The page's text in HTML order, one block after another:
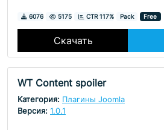
Скачивания
6076 Просмотры
5175 CTR 117% Pack Free
Скачать
WT Content spoiler
Категория: Плагины Joomla
Версия: 1.0.1